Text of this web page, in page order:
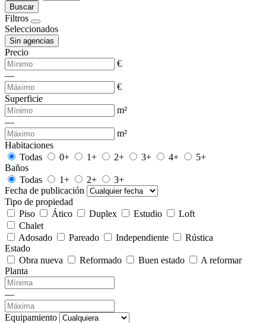
Buscar
Filtros
Seleccionados
Sin agencias
Precio
€
—
€
Superficie
m²
—
m²
Habitaciones
Todas
0+ 1+ 2+ 3+ 4+
5+
Baños
Todas
1+ 2+
3+
Fecha de publicación
Tipo de propiedad
Piso
Ático Duplex Estudio
Loft
Chalet
Adosado
Pareado Independiente
Rústica
Estado
Obra nueva
Reformado Buen estado
A reformar
Planta
—
Equipamiento